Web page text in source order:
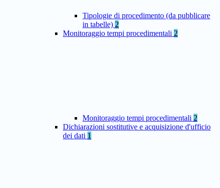
Tipologie di procedimento (da pubblicare
in tabelle) 2
Monitoraggio tempi procedimentali 2
Monitoraggio tempi procedimentali 2
Dichiarazioni sostitutive e acquisizione d'ufficio
dei dati 1